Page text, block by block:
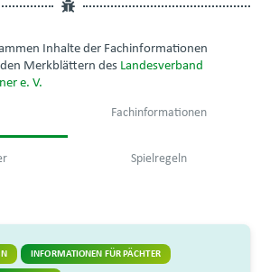
Inhalte der Fachinformationen
Merkblättern des Landesverband
e. V.
Fachinformationen
Spielregeln
INFORMATIONEN FÜR PÄCHTER